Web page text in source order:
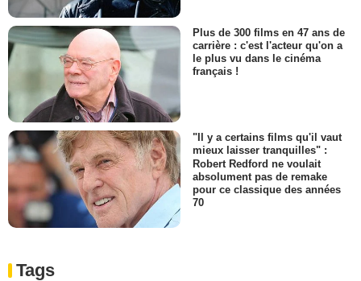
Plus de 300 films en 47 ans de
carrière : c'est l'acteur qu'on a
le plus vu dans le cinéma
français !
"Il y a certains films qu'il vaut
mieux laisser tranquilles" :
Robert Redford ne voulait
absolument pas de remake
pour ce classique des années
70
Tags